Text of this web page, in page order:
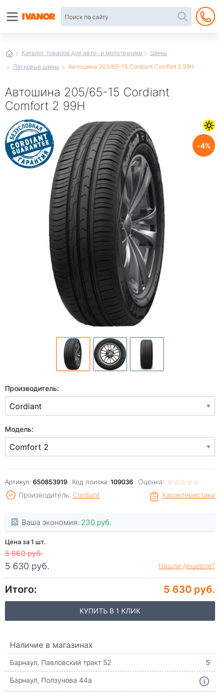
Каталог товаров для авто- и мототехники
Шины
Легковые шины
Автошина 205/65-15 Cordiant Comfort 2 99H
Автошина 205/65-15 Cordiant
Comfort 2 99H
4
Производитель:
Модель:
Артикул: 650853919 Код поиска: 109036 Оценка: ☆☆☆☆☆
★★★★★
Характеристики
Производитель: Cordiant
Ваша экономия: 230 руб.
Цена за 1 шт.
5 860 руб.
5 630 руб. Нашли дешевле?
Итого: 5 630 руб.
КУПИТЬ В 1 КЛИК
Наличие в магазинах
Барнаул, Павловский тракт 52
5
Барнаул, Ползунова 44а
интернет-